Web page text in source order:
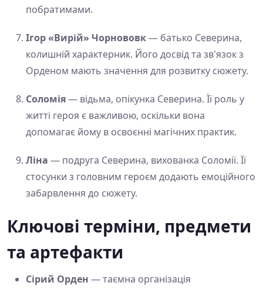
побратимами.
Ігор «Вирій» Чорнововк— батько Северина,
колишній характерник. Його досвід та зв'язок з
Орденом мають значення для розвитку сюжету.
Соломія— відьма, опікунка Северина. Її роль у
житті героя є важливою, оскільки вона
допомагає йому в освоєнні магічних практик.
Ліна — подруга Северина, вихованка Соломії. Її
стосунки з головним героєм додають емоційного
забарвлення до сюжету.
Ключові терміни, предмети
та артефакти
Сірий Орден — таємна організація